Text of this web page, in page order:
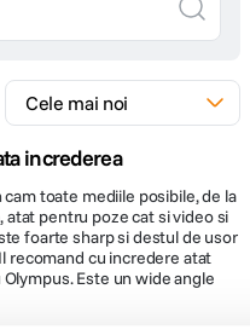
increderea
toate mediile posibile, de la
atat pentru poze cat si video si
foarte sharp si destul de usor
recomand cu incredere atat
Este un wide angle